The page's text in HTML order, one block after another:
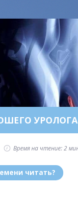
Время на чтение: 2
читать?